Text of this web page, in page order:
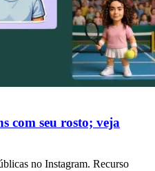
com seu rosto; veja
no Instagram. Recurso